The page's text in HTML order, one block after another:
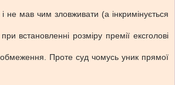
мав чим зловживати (а інкримінується
встановленні розміру премії ексголові
обмеження. Проте суд чомусь уник прямої